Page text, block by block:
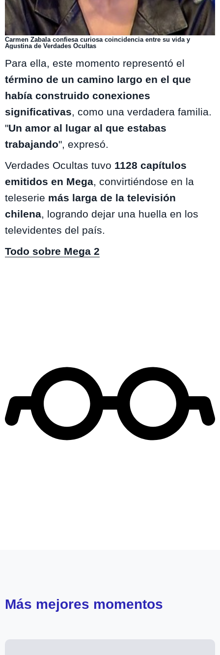
Carmen Zabala confiesa curiosa coincidencia entre su vida y
Agustina de Verdades Ocultas
Para ella, este momento representó el
término de un camino largo en el que
había construido conexiones
significativas , como una verdadera familia.
"Un amor al lugar al que estabas
trabajando", expresó.
Verdades Ocultas tuvo 1128 capítulos
emitidos en Mega , convirtiéndose en la
teleserie más larga de la televisión
chilena , logrando dejar una huella en los
televidentes del país.
Todo sobre Mega 2
Más mejores momentos